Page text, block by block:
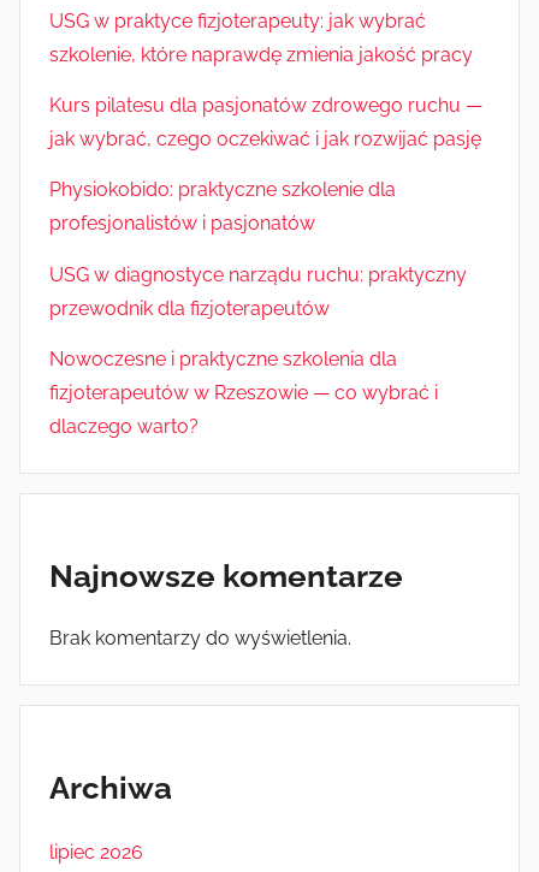
USG w praktyce fizjoterapeuty: jak wybrać
szkolenie, które naprawdę zmienia jakość pracy
Kurs pilatesu dla pasjonatów zdrowego ruchu —
jak wybrać, czego oczekiwać i jak rozwijać pasję
Physiokobido: praktyczne szkolenie dla
profesjonalistów i pasjonatów
USG w diagnostyce narządu ruchu: praktyczny
przewodnik dla fizjoterapeutów
Nowoczesne i praktyczne szkolenia dla
fizjoterapeutów w Rzeszowie — co wybrać i
dlaczego warto?
Najnowsze komentarze
Brak komentarzy do wyświetlenia.
Archiwa
lipiec 2026